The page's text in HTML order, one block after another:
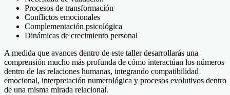
Procesos de transformación
Conflictos emocionales
Complementación psicológica
Dinámicas de crecimiento personal
A medida que avances dentro de este taller desarrollarás una
comprensión mucho más profunda de cómo interactúan los números
dentro de las relaciones humanas, integrando compatibilidad
emocional, interpretación numerológica y procesos evolutivos dentro
de una misma mirada relacional.